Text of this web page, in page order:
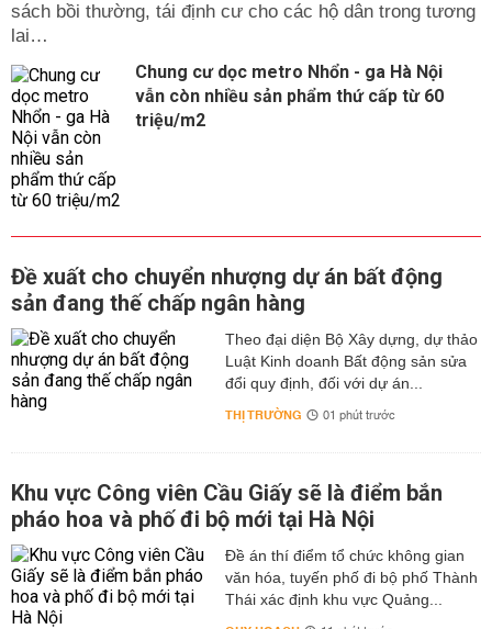
sách bồi thường, tái định cư cho các hộ dân trong tương
lai…
Chung cư dọc metro Nhổn - ga Hà Nội
vẫn còn nhiều sản phẩm thứ cấp từ 60
triệu/m2
Đề xuất cho chuyển nhượng dự án bất động
sản đang thế chấp ngân hàng
Theo đại diện Bộ Xây dựng, dự thảo
Luật Kinh doanh Bất động sản sửa
đổi quy định, đối với dự án...
THỊ TRƯỜNG 01 phút trước
Khu vực Công viên Cầu Giấy sẽ là điểm bắn
pháo hoa và phố đi bộ mới tại Hà Nội
Đề án thí điểm tổ chức không gian
văn hóa, tuyến phố đi bộ phố Thành
Thái xác định khu vực Quảng...